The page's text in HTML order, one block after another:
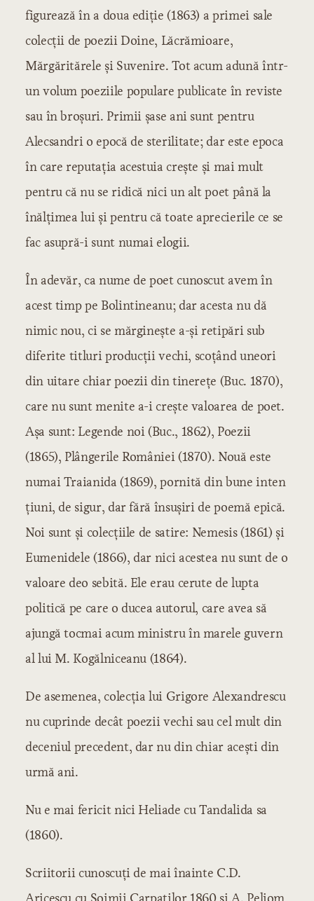
Producţiuni de natură epică
Literatura poporană scrisă
Cărţile de prevestire şi de noroc
Literatura eroică
Literatura etică
Literatura religioasă
Literatura cultă
Literatura veche
Secolul XVI
Secolul XVII
Literatura istorică
Secolul XVI
Secolul XVIII
Şcoala ardeleană
Samuil Micu
George Şincai
Budai-Deleanu
Literatura modernă
Începuturile literaturii moderne
Influenţe şi curente
Epoca lui Heliade
1830-1835
1835-1845
1848-1859
Epoca polemicilor literare
Epoca lui Eminescu
IV. Literatura care se formează
figurează în a doua ediţie (1863) a primei sale
colecţii de poezii Doine, Lăcrămioare,
Mărgăritărele şi Suvenire. Tot acum adună într-
un volum poeziile populare publicate în reviste
sau în broşuri. Primii şase ani sunt pentru
Alecsandri o epocă de sterilitate; dar este epoca
în care reputaţia acestuia creşte şi mai mult
pentru că nu se ridică nici un alt poet până la
înălţimea lui şi pentru că toate aprecierile ce se
fac asupră-i sunt numai elogii.
În adevăr, ca nume de poet cunoscut avem în
acest timp pe Bolintineanu; dar acesta nu dă
nimic nou, ci se mărgineşte a-şi retipări sub
diferite titluri producţii vechi, scoţând uneori
din uitare chiar poezii din tinereţe (Buc. 1870),
care nu sunt menite a-i creşte valoarea de poet.
Aşa sunt: Legende noi (Buc., 1862), Poezii
(1865), Plângerile României (1870). Nouă este
numai Traianida (1869), pornită din bune inten
ţiuni, de sigur, dar fără însuşiri de poemă epică.
Noi sunt şi colecţiile de satire: Nemesis (1861) şi
Eumenidele (1866), dar nici acestea nu sunt de o
valoare deo sebită. Ele erau cerute de lupta
politică pe care o ducea autorul, care avea să
ajungă tocmai acum ministru în marele guvern
al lui M. Kogălniceanu (1864).
De asemenea, colecţia lui Grigore Alexandrescu
nu cuprinde decât poezii vechi sau cel mult din
deceniul precedent, dar nu din chiar aceşti din
urmă ani.
Nu e mai fericit nici Heliade cu Tandalida sa
(1860).
Scriitorii cunoscuţi de mai înainte C.D.
Aricescu cu Şoimii Carpaţilor 1860 şi A. Peliom